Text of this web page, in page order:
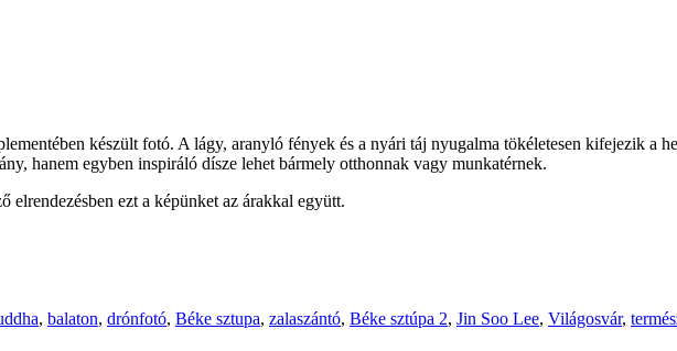
készült fotó. A lágy, aranyló fények és a nyári táj nyugalma tökéletesen kifejezik a
hanem egyben inspiráló dísze lehet bármely otthonnak vagy munkatérnek.
elrendezésben ezt a képünket az árakkal együtt.
, balaton, drónfotó, Béke sztupa, zalaszántó, Béke sztúpa 2, Jin Soo Lee, Világosvár,